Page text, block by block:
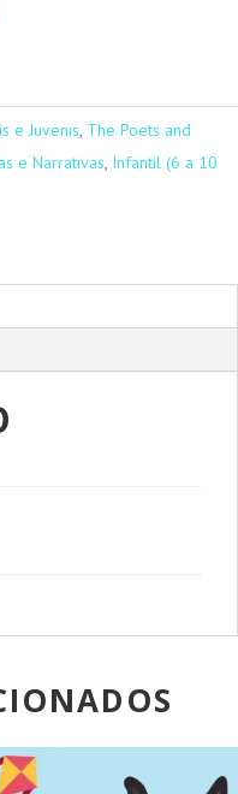
e Juvenis, The Poets and
e Narrativas, Infantil (6 a 10
PROMOÇÃO!